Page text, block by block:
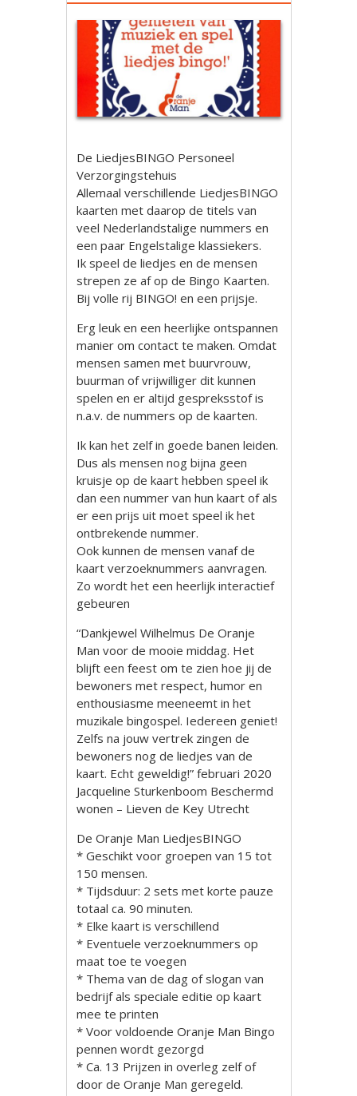
De LiedjesBINGO Personeel
Verzorgingstehuis
Allemaal verschillende LiedjesBINGO
kaarten met daarop de titels van
veel Nederlandstalige nummers en
een paar Engelstalige klassiekers.
Ik speel de liedjes en de mensen
strepen ze af op de Bingo Kaarten.
Bij volle rij BINGO! en een prijsje.
Erg leuk en een heerlijke ontspannen
manier om contact te maken. Omdat
mensen samen met buurvrouw,
buurman of vrijwilliger dit kunnen
spelen en er altijd gespreksstof is
n.a.v. de nummers op de kaarten.
Ik kan het zelf in goede banen leiden.
Dus als mensen nog bijna geen
kruisje op de kaart hebben speel ik
dan een nummer van hun kaart of als
er een prijs uit moet speel ik het
ontbrekende nummer.
Ook kunnen de mensen vanaf de
kaart verzoeknummers aanvragen.
Zo wordt het een heerlijk interactief
gebeuren
“Dankjewel Wilhelmus De Oranje
Man voor de mooie middag. Het
blijft een feest om te zien hoe jij de
bewoners met respect, humor en
enthousiasme meeneemt in het
muzikale bingospel. Iedereen geniet!
Zelfs na jouw vertrek zingen de
bewoners nog de liedjes van de
kaart. Echt geweldig!” februari 2020
Jacqueline Sturkenboom Beschermd
wonen – Lieven de Key Utrecht
De Oranje Man LiedjesBINGO
* Geschikt voor groepen van 15 tot
150 mensen.
* Tijdsduur: 2 sets met korte pauze
totaal ca. 90 minuten.
* Elke kaart is verschillend
* Eventuele verzoeknummers op
maat toe te voegen
* Thema van de dag of slogan van
bedrijf als speciale editie op kaart
mee te printen
* Voor voldoende Oranje Man Bingo
pennen wordt gezorgd
* Ca. 13 Prijzen in overleg zelf of
door de Oranje Man geregeld.